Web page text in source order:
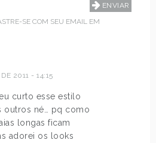
SE COM SEU EMAIL EM
2011 - 14:15
curto esse estilo
outros né… pq como
longas ficam
adorei os looks